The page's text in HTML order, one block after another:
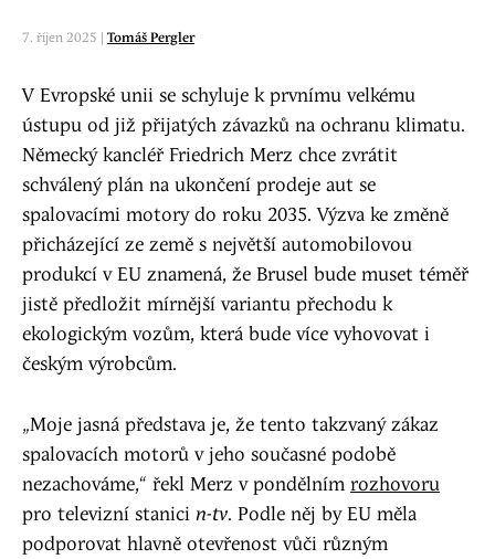
7. říjen 2025 | Tomáš Pergler
V Evropské unii se schyluje k prvnímu velkému
ústupu od již přijatých závazků na ochranu klimatu.
Německý kancléř Friedrich Merz chce zvrátit
schválený plán na ukončení prodeje aut se
spalovacími motory do roku 2035. Výzva ke změně
přicházející ze země s největší automobilovou
produkcí v EU znamená, že Brusel bude muset téměř
jistě předložit mírnější variantu přechodu k
ekologickým vozům, která bude více vyhovovat i
českým výrobcům.
„Moje jasná představa je, že tento takzvaný zákaz
spalovacích motorů v jeho současné podobě
nezachováme,“ řekl Merz v pondělním rozhovoru
pro televizní stanici n-tv. Podle něj by EU měla
podporovat hlavně otevřenost vůči různým